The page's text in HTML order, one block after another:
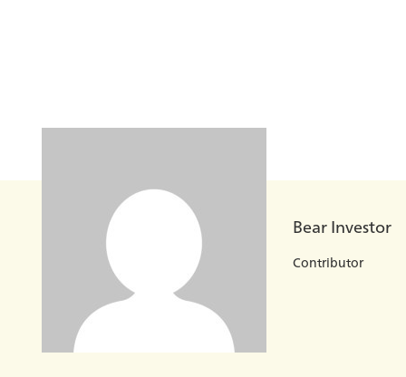
Bear Investor
Contributor